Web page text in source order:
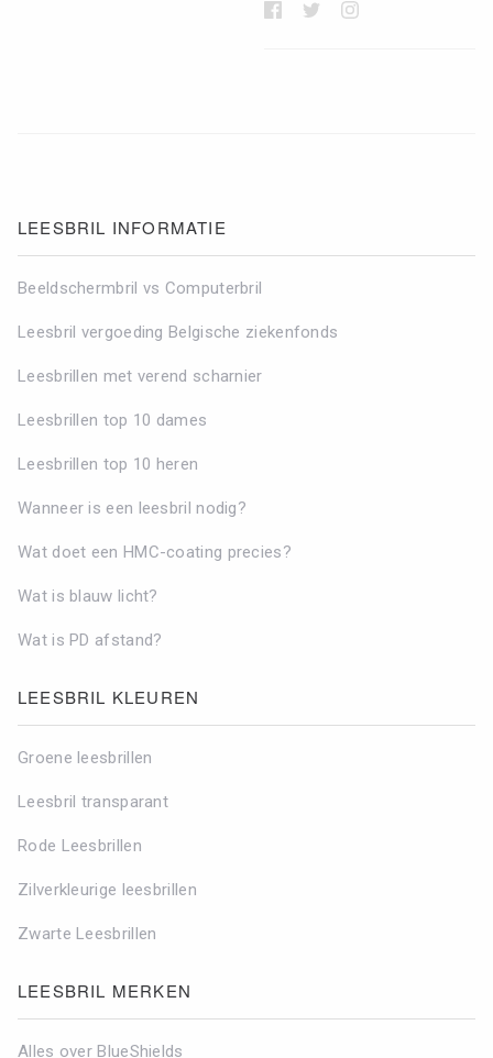
LEESBRIL INFORMATIE
Beeldschermbril vs Computerbril
Leesbril vergoeding Belgische ziekenfonds
Leesbrillen met verend scharnier
Leesbrillen top 10 dames
Leesbrillen top 10 heren
Wanneer is een leesbril nodig?
Wat doet een HMC-coating precies?
Wat is blauw licht?
Wat is PD afstand?
LEESBRIL KLEUREN
Groene leesbrillen
Leesbril transparant
Rode Leesbrillen
Zilverkleurige leesbrillen
Zwarte Leesbrillen
LEESBRIL MERKEN
Alles over BlueShields